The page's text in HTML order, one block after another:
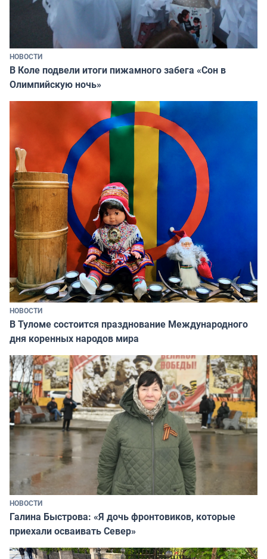
НОВОСТИ
В Коле подвели итоги пижамного забега «Сон в
Олимпийскую ночь»
НОВОСТИ
В Туломе состоится празднование Международного
дня коренных народов мира
НОВОСТИ
Галина Быстрова: «Я дочь фронтовиков, которые
приехали осваивать Север»